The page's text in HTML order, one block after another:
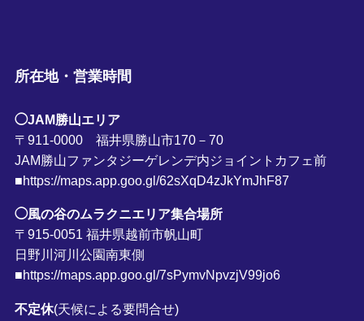
所在地・営業時間
◯JAM勝山エリア
〒911-0000 福井県勝山市170－70
JAM勝山ファンタジーゲレンデ内ジョイントカフェ前
■https://maps.app.goo.gl/62sXqD4zJkYmJhF87
◯風の谷のムラクニエリア集合場所
〒915-0051 福井県越前市帆山町
日野川河川公園南東側
■https://maps.app.goo.gl/7sPymvNpvzjV99jo6
不定休(天候による要問合せ)